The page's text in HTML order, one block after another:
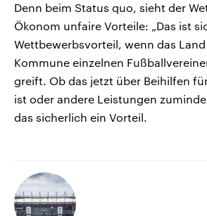
Denn beim Status quo, sieht der
Ökonom unfaire Vorteile: „Das ist
Wettbewerbsvorteil, wenn das
Kommune einzelnen
greift. Ob das jetzt über Beihilfen
ist oder andere Leistungen
das sicherlich ein Vorteil.